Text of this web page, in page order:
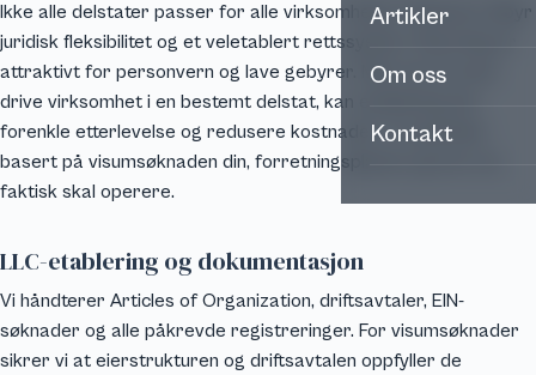
Artikler
Om oss
Kontakt
Ikke alle delstater passer for alle virksomheter. Delaware tilbyr
juridisk fleksibilitet og et veletablert rettssystem. Wyoming er
attraktivt for personvern og lave gebyrer. Men hvis du skal
drive virksomhet i en bestemt delstat, kan etablering der
forenkle etterlevelse og redusere kostnader. Vi anbefaler
basert på visumsøknaden din, forretningsplanen og hvor du
faktisk skal operere.
LLC-etablering og dokumentasjon
Vi håndterer Articles of Organization, driftsavtaler, EIN-
søknader og alle påkrevde registreringer. For visumsøknader
sikrer vi at eierstrukturen og driftsavtalen oppfyller de